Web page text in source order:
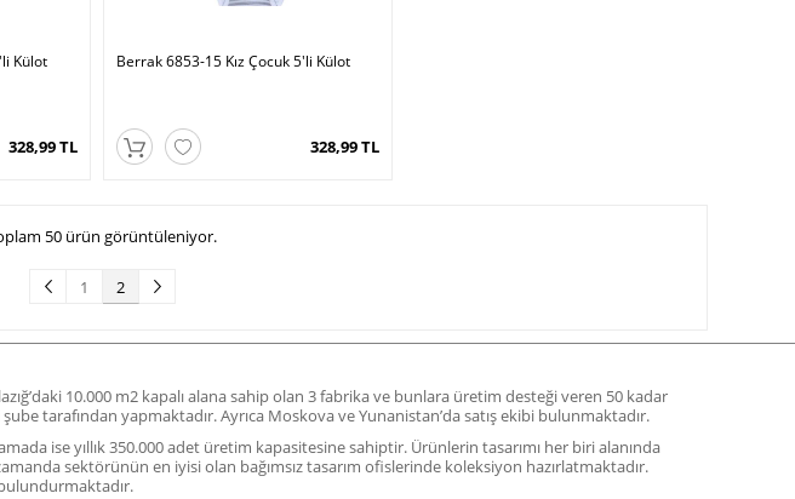
Külot
328,99 TL
Berrak 6853-15 Kız Çocuk 5'li Külot
328,99 TL
50 ürün görüntüleniyor.
1 2
10.000 m2 kapalı alana sahip olan 3 fabrika ve bunlara üretim desteği veren 50 kadar
tarafından yapmaktadır. Ayrıca Moskova ve Yunanistan’da satış ekibi bulunmaktadır.
ise yıllık 350.000 adet üretim kapasitesine sahiptir. Ürünlerin tasarımı her biri alanında
sektörünün en iyisi olan bağımsız tasarım ofislerinde koleksiyon hazırlatmaktadır.